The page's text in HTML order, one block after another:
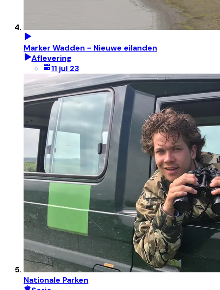
Marker Wadden - Nieuwe eilanden
Aflevering
11 jul 23
Nationale Parken